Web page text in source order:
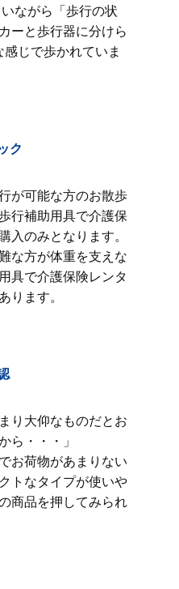
ながら「歩行の状
ーと歩行器に分けら
じで歩かれていま
ク
が可能な方のお散歩
行補助用具で介護保
入のみとなります。
な方が体重を支えな
具で介護保険レンタ
ります。
り大仰なものだとお
ら・・・」
お荷物があまりない
トなタイプが使いや
商品を押してみられ